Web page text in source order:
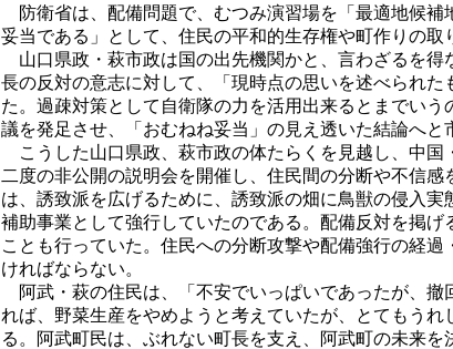
防衛省は、配備問題で、むつみ演習場を「最適地候補
妥当である」として、住民の平和的生存権や町作りの取
山口県政・萩市政は国の出先機関かと、言わざるを得
長の反対の意志に対して、「現時点の思いを述べられ
た。過疎対策として自衛隊の力を活用出来るとまでい
議を発足させ、「おむねね妥当」の見え透いた結論へと
こうした山口県政、萩市政の体たらくを見越し、中国
二度の非公開の説明会を開催し、住民間の分断や不信
は、誘致派を広げるために、誘致派の畑に鳥獣の侵入
補助事業として強行していたのである。配備反対を掲
ことも行っていた。住民への分断攻撃や配備強行の経
ければならない。
阿武・萩の住民は、「不安でいっぱいであったが、撤
れば、野菜生産をやめようと考えていたが、とてもう
る。阿武町民は、ぶれない町長を支え、阿武町の未来